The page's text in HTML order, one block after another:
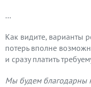
…
Как видите, варианты
потерь вполне
и сразу платить
Мы будем благодарны